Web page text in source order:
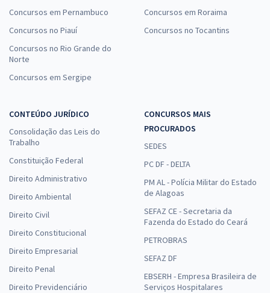
Concursos em Pernambuco
Concursos no Piauí
Concursos no Rio Grande do
Norte
Concursos em Sergipe
Concursos em Roraima
Concursos no Tocantins
CONTEÚDO JURÍDICO
Consolidação das Leis do
Trabalho
Constituição Federal
Direito Administrativo
Direito Ambiental
Direito Civil
Direito Constitucional
Direito Empresarial
Direito Penal
Direito Previdenciário
CONCURSOS MAIS
PROCURADOS
SEDES
PC DF - DELTA
PM AL - Polícia Militar do Estado
de Alagoas
SEFAZ CE - Secretaria da
Fazenda do Estado do Ceará
PETROBRAS
SEFAZ DF
EBSERH - Empresa Brasileira de
Serviços Hospitalares